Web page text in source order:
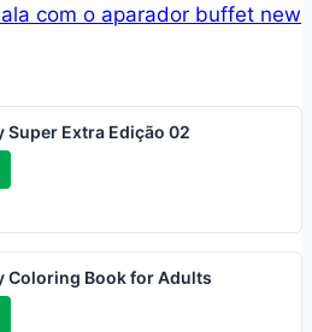
com o aparador buffet new
Super Extra Edição 02
Coloring Book for Adults